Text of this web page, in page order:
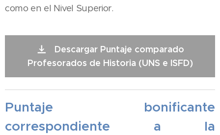
como en el Nivel Superior.
Descargar Puntaje comparado
Profesorados de Historia (UNS e ISFD)
Puntaje bonificante
correspondiente a la